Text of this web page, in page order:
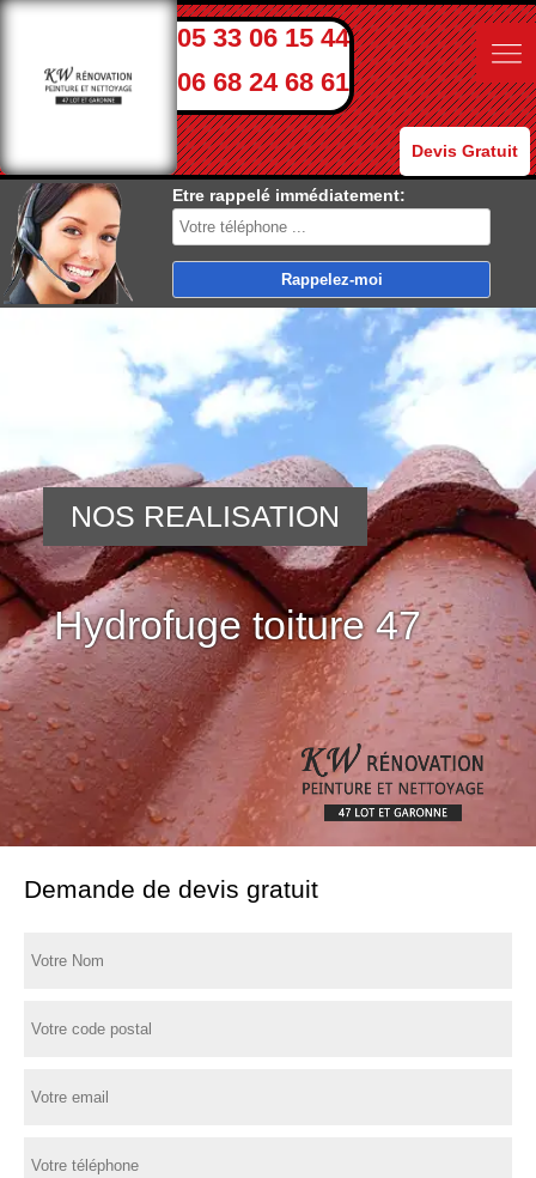
05 33 06 15 44
06 68 24 68 61
Devis Gratuit
Etre rappelé immédiatement:
Hydrofuge toiture 47
NOS REALISATION
Demande de devis gratuit